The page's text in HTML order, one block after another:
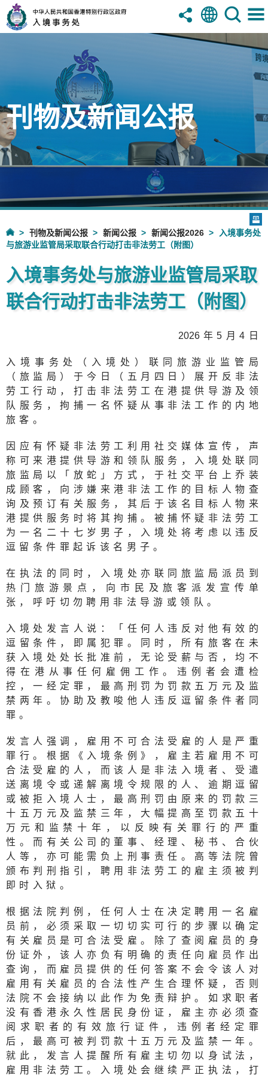
刊物及新闻公报
刊物及新闻公报 新闻公报 新闻公报2026
入境事务处
与旅游业监管局采取联合行动打击非法劳工（附图）
入境事务处与旅游业监管局采取
联合行动打击非法劳工（附图）
2026年5月4日
入境事务处（入境处）联同旅游业监管局
（旅监局）于今日（五月四日）展开反非法
劳工行动，打击非法劳工在港提供导游及领
队服务，拘捕一名怀疑从事非法工作的内地
旅客。
因应有怀疑非法劳工利用社交媒体宣传，声
称可来港提供导游和领队服务，入境处联同
旅监局以「放蛇」方式，于社交平台上乔装
成顾客，向涉嫌来港非法工作的目标人物查
询及预订有关服务，其后于该名目标人物来
港提供服务时将其拘捕。被捕怀疑非法劳工
为一名二十七岁男子，入境处将考虑以违反
逗留条件罪起诉该名男子。
在执法的同时，入境处亦联同旅监局派员到
热门旅游景点，向市民及旅客派发宣传单
张，呼吁切勿聘用非法导游或领队。
入境处发言人说：「任何人违反对他有效的
逗留条件，即属犯罪。同时，所有旅客在未
获入境处处长批准前，无论受薪与否，均不
得在港从事任何雇佣工作。违例者会遭检
控，一经定罪，最高刑罚为罚款五万元及监
禁两年。协助及教唆他人违反逗留条件者同
罪。
发言人强调，雇用不可合法受雇的人是严重
罪行。根据《入境条例》，雇主若雇用不可
合法受雇的人，而该人是非法入境者、受遣
送离境令或递解离境令规限的人、逾期逗留
或被拒入境人士，最高刑罚由原来的罚款三
十五万元及监禁三年，大幅提高至罚款五十
万元和监禁十年，以反映有关罪行的严重
性。而有关公司的董事、经理、秘书、合伙
人等，亦可能需负上刑事责任。高等法院曾
颁布判刑指引，聘用非法劳工的雇主须被判
即时入狱。
根据法院判例，任何人士在决定聘用一名雇
员前，必须采取一切切实可行的步骤以确定
有关雇员是可合法受雇。除了查阅雇员的身
份证外，该人亦负有明确的责任向雇员作出
查询，而雇员提供的任何答案不会令该人对
雇用有关雇员的合法性产生合理怀疑，否则
法院不会接纳以此作为免责辩护。如求职者
没有香港永久性居民身份证，雇主亦必须查
阅求职者的有效旅行证件，违例者经定罪
后，最高可被判罚款十五万元及监禁一年。
就此，发言人提醒所有雇主切勿以身试法，
雇用非法劳工。入境处会继续严正执法，打